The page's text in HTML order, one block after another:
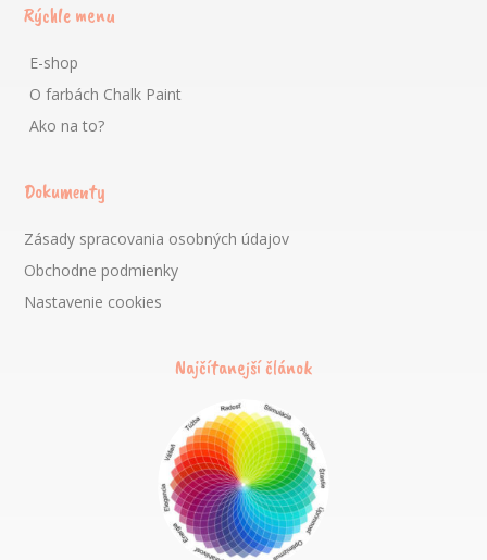
Rýchle menu
E-shop
O farbách Chalk Paint
Ako na to?
Dokumenty
Zásady spracovania osobných údajov
Obchodne podmienky
Nastavenie cookies
Najčítanejší článok